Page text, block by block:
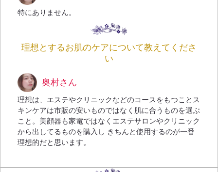
特にありません。
理想とするお肌のケアについて教えてくださ
い
奥村さん
理想は、エステやクリニックなどのコースをもつことス
キンケアは市販の安いものではなく肌に合うものを選ぶ
こと。美顔器も家電ではなくエステサロンやクリニック
から出してるものを購入し きちんと使用するのが一番
理想的だと思います。